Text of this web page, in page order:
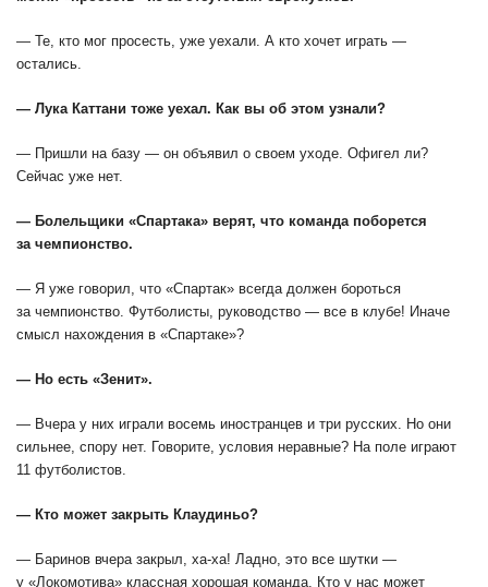
— Те, кто мог просесть, уже уехали. А кто хочет играть —
остались.
— Лука Каттани тоже уехал. Как вы об этом узнали?
— Пришли на базу — он объявил о своем уходе. Офигел ли?
Сейчас уже нет.
— Болельщики «Спартака» верят, что команда поборется
за чемпионство.
— Я уже говорил, что «Спартак» всегда должен бороться
за чемпионство. Футболисты, руководство — все в клубе! Иначе
смысл нахождения в «Спартаке»?
— Но есть «Зенит».
— Вчера у них играли восемь иностранцев и три русских. Но они
сильнее, спору нет. Говорите, условия неравные? На поле играют
11 футболистов.
— Кто может закрыть Клаудиньо?
— Баринов вчера закрыл, ха-ха! Ладно, это все шутки —
у «Локомотива» классная хорошая команда. Кто у нас может